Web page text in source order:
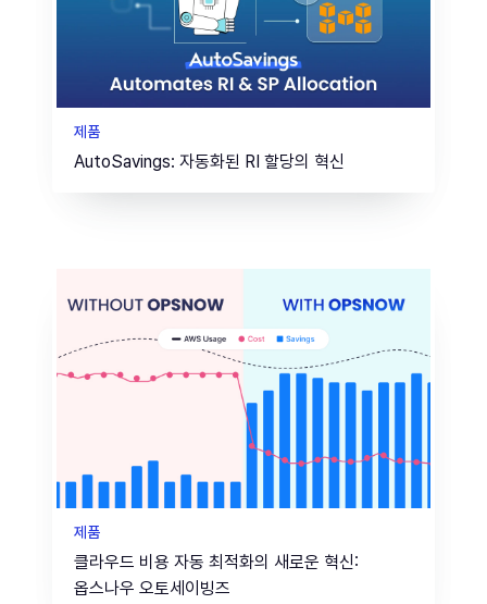
제품
AutoSavings: 자동화된 RI 할당의 혁신
제품
클라우드 비용 자동 최적화의 새로운 혁신:
옵스나우 오토세이빙즈